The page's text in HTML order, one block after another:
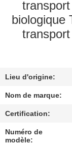
UNE
CITATION
biologique
Lieu d'origine:
Nom de marque:
Certification:
Numéro de
modèle: